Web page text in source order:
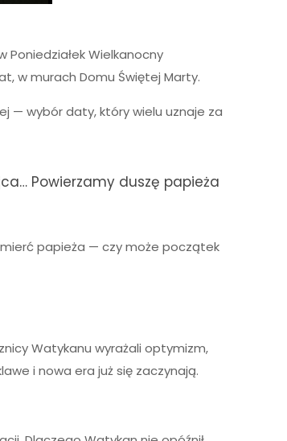
Wielkanocny
w murach Domu Świętej Marty.
— wybór daty, który wielu uznaje za
Powierzamy duszę papieża
papieża — czy może początek
Watykanu wyrażali optymizm,
i nowa era już się zaczynają.